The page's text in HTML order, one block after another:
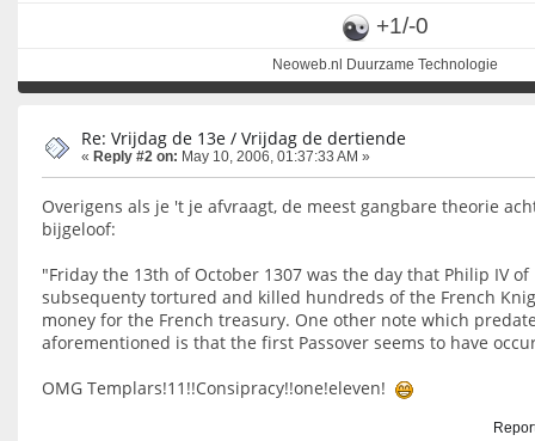
+1/-0
Neoweb.nl Duurzame Technologie
Re: Vrijdag de 13e / Vrijdag de dertiende
« Reply #2 on: May 10, 2006, 01:37:33 AM »
Overigens als je 't je afvraagt, de meest gangbare theorie
bijgeloof:
"Friday the 13th of October 1307 was the day that Philip IV
subsequenty tortured and killed hundreds of the French
money for the French treasury. One other note which
aforementioned is that the first Passover seems to have
OMG Templars!11!!Consipracy!!one!eleven!